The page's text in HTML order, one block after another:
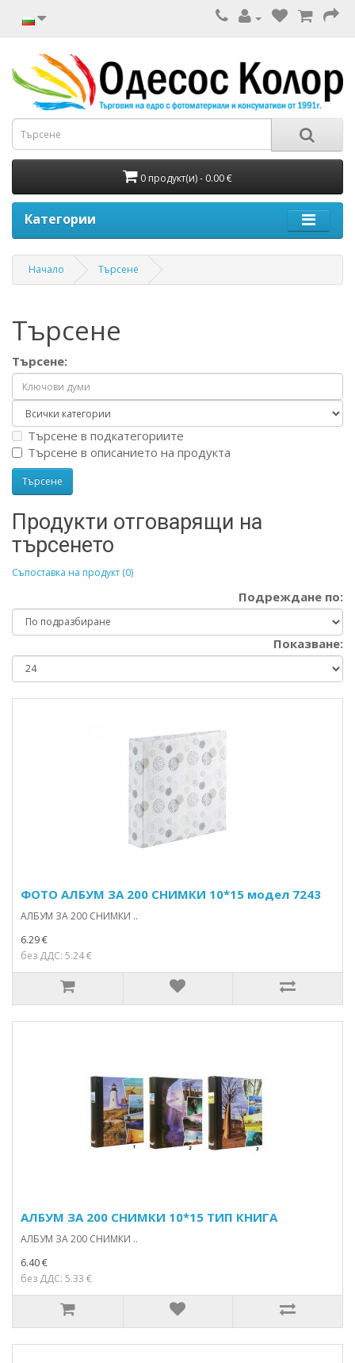
0 продукт(и) - 0.00 €
Категории
Начало Търсене
Търсене
Търсене:
Търсене в подкатегориите
Търсене в описанието на продукта
Продукти отговарящи на
търсенето
Съпоставка на продукт (0)
Подреждане по:
Показване:
ФОТО АЛБУМ ЗА 200 СНИМКИ 10*15 модел 7243
АЛБУМ ЗА 200 СНИМКИ ..
6.29 €
без ДДС: 5.24 €
АЛБУМ ЗА 200 СНИМКИ 10*15 ТИП КНИГА
АЛБУМ ЗА 200 СНИМКИ ..
6.40 €
без ДДС: 5.33 €